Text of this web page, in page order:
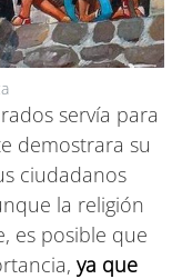
servía para
demostrara su
ciudadanos
la religión
es posible que
ya que